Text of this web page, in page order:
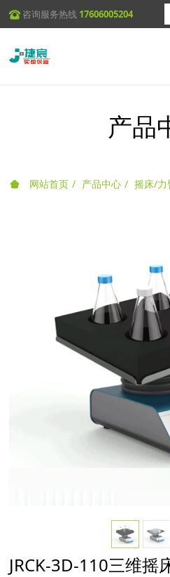
咨询服务热线 17606005204
产品
网站首页 产品中心 摇床/力
JRCK-3D-110三维摇